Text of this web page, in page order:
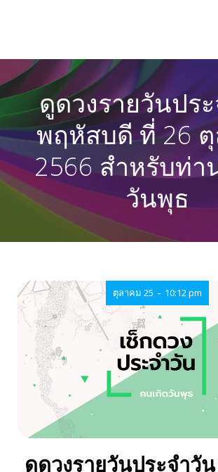
ดูดวงรายวันปร
พฤหัสบดี ที่ 26
2566 สำหรับท่า
วันพุธ
ตุลาคม 25 - 10:12 pm
ดูดวงรายวันประจำวัน